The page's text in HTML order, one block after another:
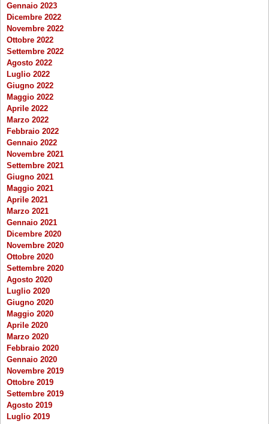
Gennaio 2023
Dicembre 2022
Novembre 2022
Ottobre 2022
Settembre 2022
Agosto 2022
Luglio 2022
Giugno 2022
Maggio 2022
Aprile 2022
Marzo 2022
Febbraio 2022
Gennaio 2022
Novembre 2021
Settembre 2021
Giugno 2021
Maggio 2021
Aprile 2021
Marzo 2021
Gennaio 2021
Dicembre 2020
Novembre 2020
Ottobre 2020
Settembre 2020
Agosto 2020
Luglio 2020
Giugno 2020
Maggio 2020
Aprile 2020
Marzo 2020
Febbraio 2020
Gennaio 2020
Novembre 2019
Ottobre 2019
Settembre 2019
Agosto 2019
Luglio 2019